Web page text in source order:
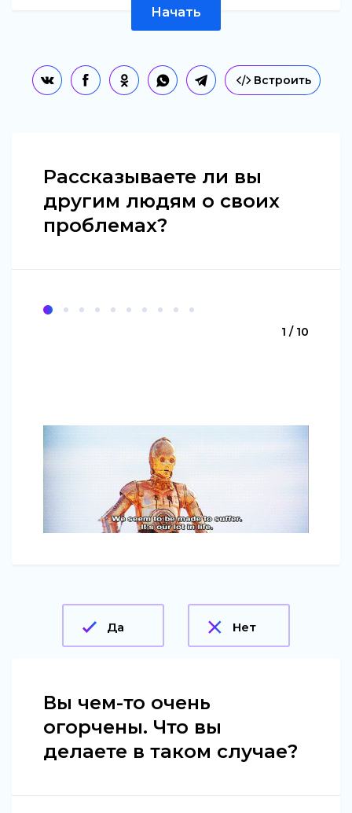
Начать
Встроить
Рассказываете ли вы
другим людям о своих
проблемах?
1 / 10
Да Нет
Вы чем-то очень
огорчены. Что вы
делаете в таком случае?